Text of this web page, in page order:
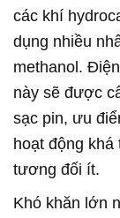
các khí
dụng nhiều
methanol.
này sẽ được
sạc pin, ưu
hoạt động khá
tương đối ít.
Khó khăn lớn